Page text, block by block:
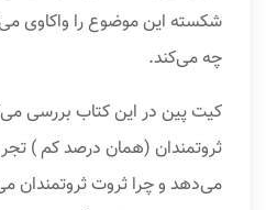
شکسته این موضوع را واکاوی
چه می‌کند.
کیت پین در این کتاب بررسی
ثروتمندان (همان درصد کم )
می‌دهد و چرا ثروت ثروتمندان